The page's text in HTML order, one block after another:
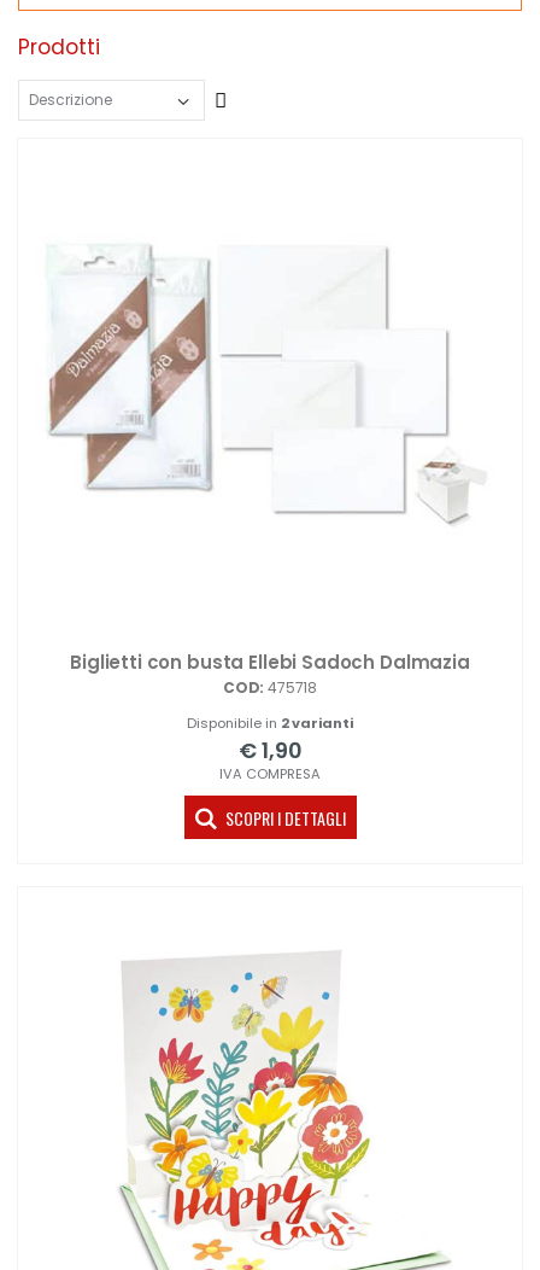
Prodotti
Biglietti con busta Ellebi Sadoch Dalmazia
COD: 475718
Disponibile in 2 varianti
€ 1,90
IVA COMPRESA
SCOPRI I DETTAGLI